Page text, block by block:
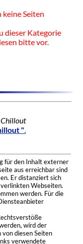
Seiten
dieser Kategorie
bitte vor.
Chillout
".
für den Inhalt externer
aus erreichbar sind
Er distanziert sich
Webseiten.
werden. Für die
wird der
diesen Seiten
verwendete